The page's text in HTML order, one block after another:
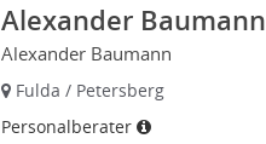
Alexander Baumann
Alexander Baumann
Fulda / Petersberg
Personalberater